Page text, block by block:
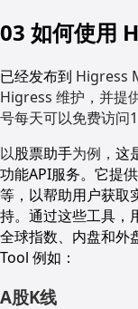
03 如何使用
已经发布到 Higress
Higress 维护，并提
号每天可以免费访问
以股票助手为例， 这
功能API服务。它提
等，以帮助用户获取
持。通过这些工具，
全球指数、内盘和外
Tool 例如：
A股K线